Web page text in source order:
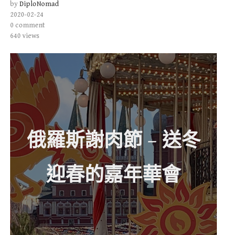
byDiploNomad
2020-02-24
0 comment
640 views
俄羅斯謝肉節 – 送冬
迎春的嘉年華會